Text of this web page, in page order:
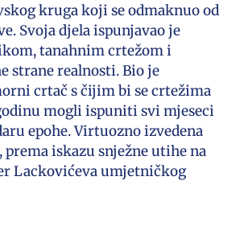
kruga koji se odmaknuo od
Svoja djela ispunjavao je
tanahnim crtežom i
strane realnosti. Bio je
crtač s čijim bi se crtežima
mogli ispuniti svi mjeseci
epohe. Virtuozno izvedena
prema iskazu snježne utihe na
Lackovićeva umjetničkog